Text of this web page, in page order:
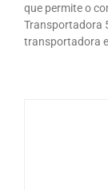
que permite o
Transportadora
transportadora